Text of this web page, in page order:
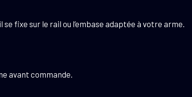
fixe sur le rail ou l’embase adaptée à votre arme.
avant commande.